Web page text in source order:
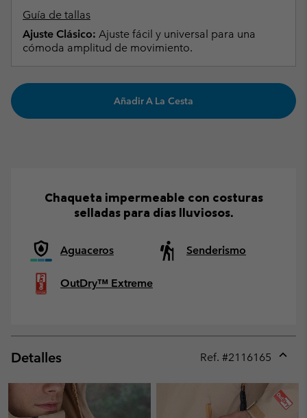
Guía de tallas
Ajuste Clásico: Ajuste fácil y universal para una
cómoda amplitud de movimiento.
Añadir A La Cesta
Chaqueta impermeable con costuras
selladas para días lluviosos.
Aguaceros Senderismo
OutDry™ Extreme
Detalles Ref. #2116165
or